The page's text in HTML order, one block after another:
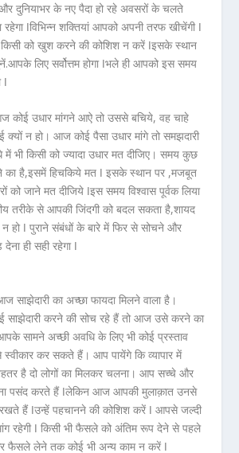
दुनियाभर के नए पैदा हो रहे अवसरों के चलते
रहेगा ǀविभिन्न शक्तियां आपको अपनी तरफ खीचेंगी ǀ
को खुश करने की कोशिश न करें ǀइसके स्थान
लिए सर्वोत्तम होगा ǀभले ही आपको इस समय
कोई उधार मांगने आऐ तो उससे बचिये, वह चाहे
क्यों न हो। आज कोई पैसा उधार मांगे तो समझदारी
में भी किसी को ज्यादा उधार मत दीजिए। समय कुछ
का है,इसमें हिचकिये मत ǀ इसके स्थान पर ,मजबूत
को जाने मत दीजिये ǀइस समय विश्वास पूर्वक लिया
तरीके से आपकी जिंदगी को बदल सकता है,शायद
हो ǀ पुराने संबंधों के बारे में फिर से सोचने और
ही सही रहेगा ǀ
साझेदारी का अच्छा फायदा मिलने वाला है।
साझेदारी करने की सोच रहे हैं तो आज उसे करने का
सामने अच्छी अवधि के लिए भी कोई प्रस्ताव
कर सकते हैं। आप पायेंगे कि व्यापार में
है दो लोगों का मिलकर चलना। आप सच्चे और
पसंद करते हैं ǀलेकिन आज आपकी मुलाक़ात उनसे
रखते हैं ǀउन्हें पहचानने की कोशिश करें ǀ आपसे जल्दी
रहेगी ǀ किसी भी फैसले को अंतिम रूप देने से पहले
फैसले लेने तक कोई भी अन्य काम न करें ǀ